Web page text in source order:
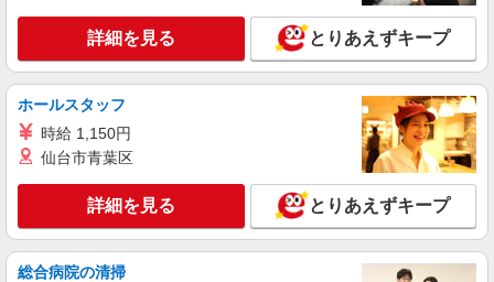
ライフ前野町店（店舗コード826）
時給1,300円以上
ライフ前野町店 東京都板橋区前野町1-20-18
キープ 詳細を見る
ライフ仲宿店（店舗コード620）
品出し（商品陳列）
詳細を見る とりあえずキープ
ホールスタッフ
時給 1,150円
仙台市青葉区
詳細を見る とりあえずキープ
総合病院の清掃